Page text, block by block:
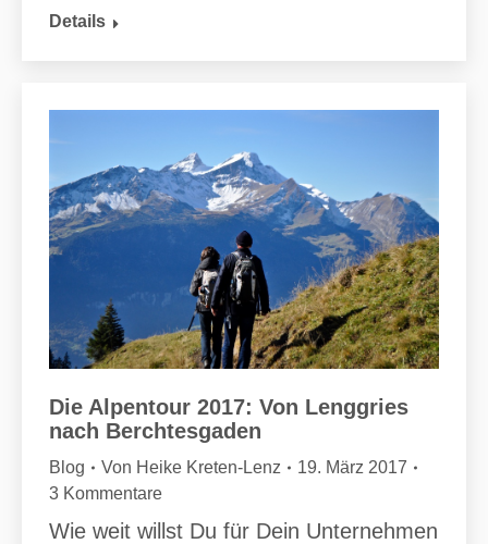
Details
Die Alpentour 2017: Von Lenggries
nach Berchtesgaden
Blog Von Heike Kreten-Lenz
19. März 2017
3 Kommentare
Wie weit willst Du für Dein Unternehmen